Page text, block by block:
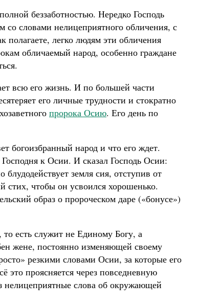
беззаботностью. Нередко Господь
со словами нелицеприятного обличения, с
легко людям эти обличения
обличаемый народ, особенно граждане
всю его жизнь. И по большей части
его личные трудности и стократно
пророка Осию. Его день по
богоизбранный народ и что его ждет.
к Осии. И сказал Господь Осии:
земля сия, отступив от
стих, чтобы он усвоился хорошенько.
образ о пророческом даре («бонусе»)
есть служит не Единому Богу, а
жене, постоянно изменяющей своему
резкими словами Осии, за которые его
это проясняется через повседневную
нелицеприятные слова об окружающей